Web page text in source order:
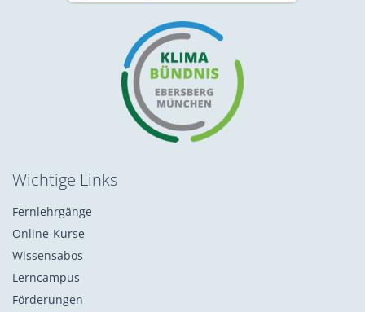
Wichtige Links
Fernlehrgänge
Online-Kurse
Wissensabos
Lerncampus
Förderungen